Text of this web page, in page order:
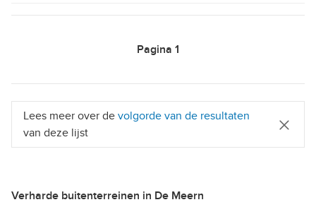
Pagina 1
Lees meer over de volgorde van de resultaten
van deze lijst
Verharde buitenterreinen in De Meern